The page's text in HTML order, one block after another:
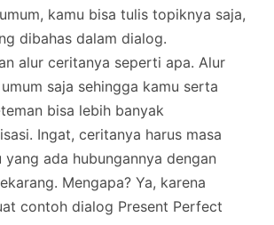
kamu bisa tulis topiknya saja,
dibahas dalam dialog.
alur ceritanya seperti apa. Alur
saja sehingga kamu serta
bisa lebih banyak
Ingat, ceritanya harus masa
yang ada hubungannya dengan
Mengapa? Ya, karena
contoh dialog Present Perfect